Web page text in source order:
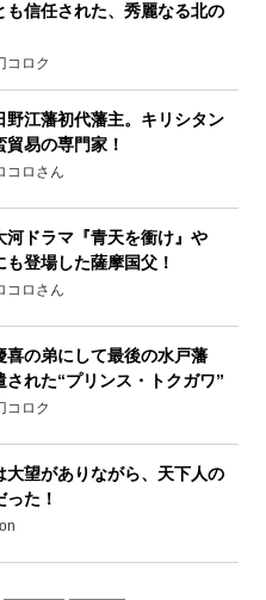
も信任された、秀麗なる北の
ロク
野江藩初代藩主。キリシタン
易の専門家！
ロさん
河ドラマ『青天を衝け』や
も登場した薩摩国父！
ロさん
喜の弟にして最後の水戸藩
された“プリンス・トクガワ”
ロク
大望がありながら、天下人の
た！